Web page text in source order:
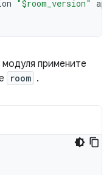
"$room_version"
примените
room .